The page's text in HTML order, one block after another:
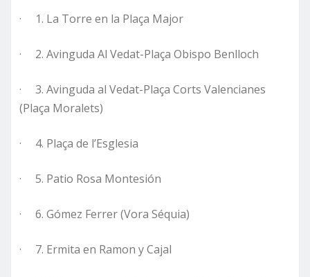
· 1. La Torre en la Plaça Major
· 2. Avinguda Al Vedat-Plaça Obispo Benlloch
· 3. Avinguda al Vedat-Plaça Corts Valencianes
(Plaça Moralets)
· 4. Plaça de l’Esglesia
· 5. Patio Rosa Montesión
· 6. Gómez Ferrer (Vora Séquia)
· 7. Ermita en Ramon y Cajal